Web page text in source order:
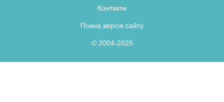
Контакти
Повна версія сайту
© 2004-2026